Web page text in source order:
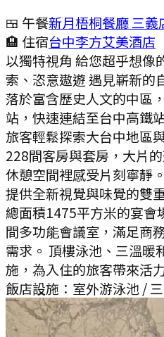
🍱 午餐新月梧桐餐廳 三義
🏨 住宿台中李方艾美酒店
以獨特視角 給您超乎想像
索、恣意遨遊 遇見嶄新的
落於富含歷史人文的中區
站，快速連結至台中高鐵
旅客輕鬆探索大台中地區
228間客房與套房，大片
休憩空間裡感受片刻寧靜
提供全新視覺與味覺的雙
總面積1475平方米的宴會
間多功能會議室，滿足商
需求。 頂樓泳池、三溫暖
施，為入住的旅客帶來活
飯店設施： 室外游泳池 /